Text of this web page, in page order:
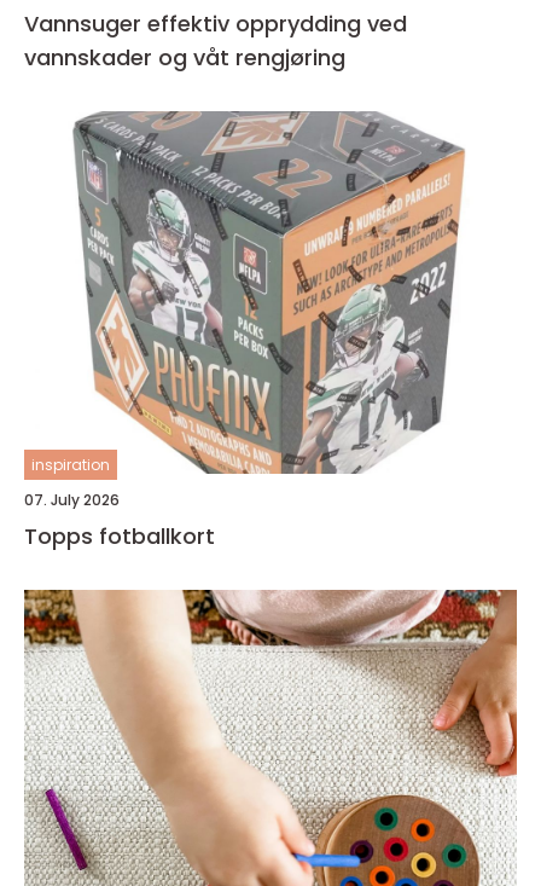
Vannsuger effektiv opprydding ved
vannskader og våt rengjøring
inspiration
07. July 2026
Topps fotballkort